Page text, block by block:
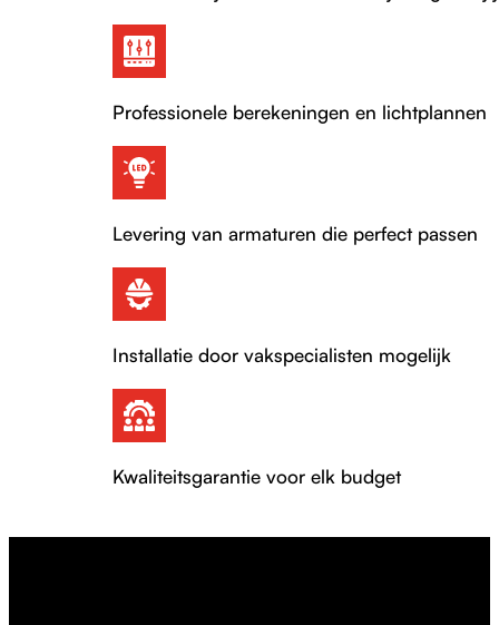
Professionele berekeningen en lichtplannen
Levering van armaturen die perfect passen
Installatie door vakspecialisten mogelijk
Kwaliteitsgarantie voor elk budget